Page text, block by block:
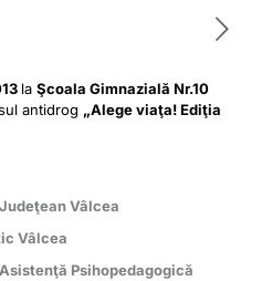
la Şcoala Gimnazială Nr.10
antidrog „Alege viaţa! Ediţia
Vâlcea
Vâlcea
Psihopedagogică